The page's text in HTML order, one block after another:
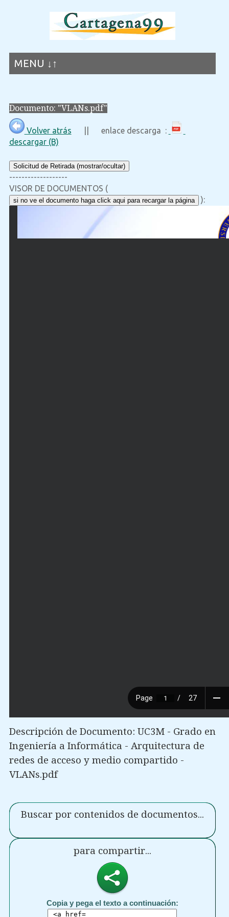
MENU ↓↑
Documento: "VLANs.pdf"
Volver atrás || enlace descarga :
descargar (B)
Solicitud de Retirada (mostrar/ocultar)
-------------------
VISOR DE DOCUMENTOS (
si no ve el documento haga click aqui para recargar la página ):
Descripción de Documento: UC3M - Grado en
Ingeniería a Informática - Arquitectura de
redes de acceso y medio compartido -
VLANs.pdf
Buscar por contenidos de documentos...
para compartir...
Copia y pega el texto a continuación: